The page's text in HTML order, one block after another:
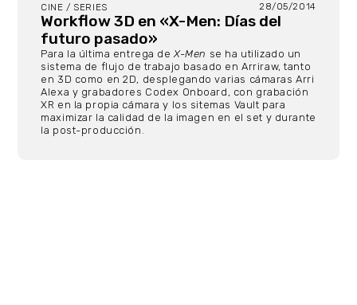
CINE / SERIES 28/05/2014
Workflow 3D en «X-Men: Días del
futuro pasado»
Para la última entrega deX-Men se ha utilizado un
sistema de flujo de trabajo basado en Arriraw, tanto
en 3D como en 2D, desplegando varias cámaras Arri
Alexa y grabadores Codex Onboard, con grabación
XR en la propia cámara y los sitemas Vault para
maximizar la calidad de la imagen en el set y durante
la post-producción.